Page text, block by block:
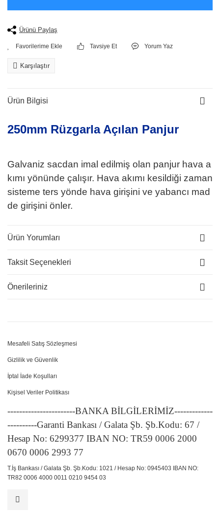
Ürünü Paylaş
Tavsiye Et Yorum Yaz
Karşılaştır
Ürün Bilgisi
250mm Rüzgarla Açılan Panjur
Galvaniz sacdan imal edilmiş olan panjur hava a
kımı yönünde çalışır. Hava akımı kesildiği zaman
sisteme ters yönde hava girişini ve yabancı mad
de girişini önler.
Ürün Yorumları
Taksit Seçenekleri
Önerileriniz
Mesafeli Satış Sözleşmesi
Gizlilik ve Güvenlik
İptal İade Koşulları
Kişisel Veriler Politikası
-----------------------BANKA BİLGİLERİMİZ-------------
----------Garanti Bankası / Galata Şb. Şb.Kodu: 67 /
Hesap No: 6299377 IBAN NO: TR59 0006 2000
0670 0006 2993 77
T.İş Bankası / Galata Şb. Şb.Kodu: 1021 / Hesap No: 0945403 IBAN NO:
TR82 0006 4000 0011 0210 9454 03